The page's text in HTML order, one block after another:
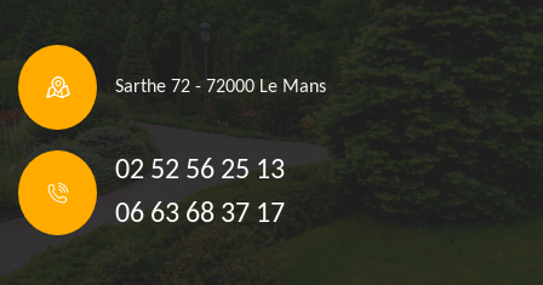
Sarthe 72 - 72000 Le Mans
02 52 56 25 13
06 63 68 37 17